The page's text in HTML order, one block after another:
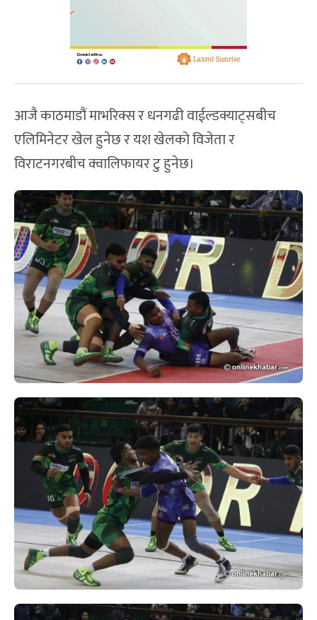
आजै काठमाडौं माभरिक्स र धनगढी वाईल्डक्याट्सबीच
एलिमिनेटर खेल हुनेछ र यश खेलको विजेता र
विराटनगरबीच क्वालिफायर टु हुनेछ।